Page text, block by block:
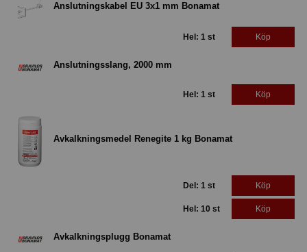
Anslutningskabel EU 3x1 mm Bonamat
Hel: 1 st Köp
Anslutningsslang, 2000 mm
Hel: 1 st Köp
Avkalkningsmedel Renegite 1 kg Bonamat
Del: 1 st Köp
Hel: 10 st Köp
Avkalkningsplugg Bonamat